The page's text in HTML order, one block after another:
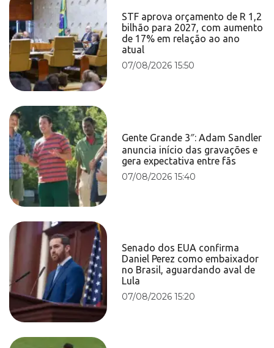
STF aprova orçamento de R 1,2
bilhão para 2027, com aumento
de 17% em relação ao ano
atual
07/08/2026 15:50
Gente Grande 3″: Adam Sandler
anuncia início das gravações e
gera expectativa entre fãs
07/08/2026 15:40
Senado dos EUA confirma
Daniel Perez como embaixador
no Brasil, aguardando aval de
Lula
07/08/2026 15:20